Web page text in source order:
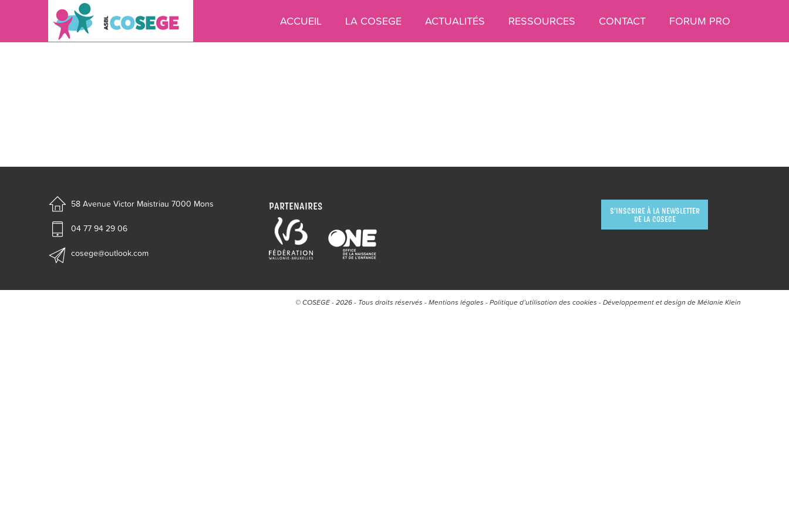
ACCUEIL LA COSEGE ACTUALITÉS RESSOURCES CONTACT FORUM PRO
58 Avenue Victor Maistriau7000 Mons
04 77 94 29 06
cosege@outlook.com
PARTENAIRES S’INSCRIRE À LA NEWSLETTER
DE LA COSEGE
© COSEGE - 2026 - Tous droits réservés - Mentions légales - Politique d’utilisation des cookies - Développement et design deMélanie Klein